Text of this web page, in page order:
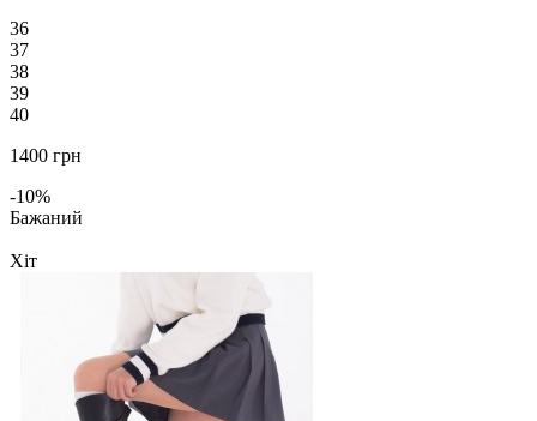
36
37
38
39
40
1400 грн
-10%
Бажаний
Хіт